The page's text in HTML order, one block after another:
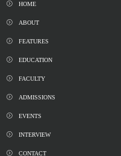
HOME
ABOUT
FEATURES
EDUCATION
FACULTY
ADMISSIONS
EVENTS
INTERVIEW
CONTACT